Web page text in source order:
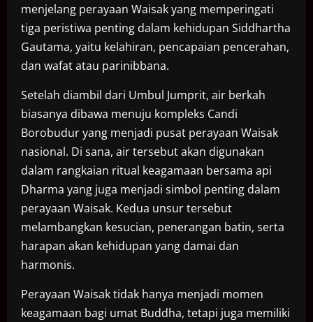
menjelang perayaan Waisak yang memperingati
tiga peristiwa penting dalam kehidupan Siddhartha
Gautama, yaitu kelahiran, pencapaian pencerahan,
dan wafat atau parinibbana.
Setelah diambil dari Umbul Jumprit, air berkah
biasanya dibawa menuju kompleks Candi
Borobudur yang menjadi pusat perayaan Waisak
nasional. Di sana, air tersebut akan digunakan
dalam rangkaian ritual keagamaan bersama api
Dharma yang juga menjadi simbol penting dalam
perayaan Waisak. Kedua unsur tersebut
melambangkan kesucian, penerangan batin, serta
harapan akan kehidupan yang damai dan
harmonis.
Perayaan Waisak tidak hanya menjadi momen
keagamaan bagi umat Buddha, tetapi juga memiliki